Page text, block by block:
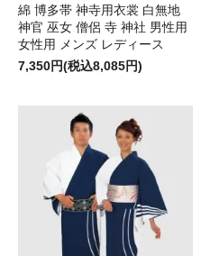
綿 博多帯 神寺用衣裳 白無地
神官 巫女 僧侶 寺 神社 男性用
女性用 メンズ レディース
7,350円(税込8,085円)